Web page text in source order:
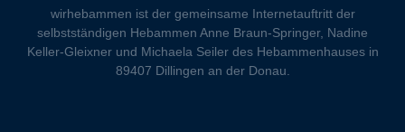
wirhebammen ist der gemeinsame Internetauftritt der
selbstständigen Hebammen Anne Braun-Springer, Nadine
Keller-Gleixner und Michaela Seiler des Hebammenhauses in
89407 Dillingen an der Donau.